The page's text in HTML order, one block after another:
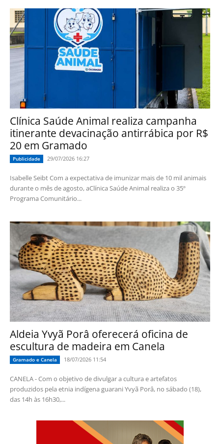
Clínica Saúde Animal realiza campanha
itinerante devacinação antirrábica por R$
20 em Gramado
Publicidade 29/07/2026 16:27
Isabelle Seibt Com a expectativa de imunizar mais de 10 mil animais
durante o mês de agosto, aClínica Saúde Animal realiza o 35º
Programa Comunitário...
Aldeia Yvyã Porâ oferecerá oficina de
escultura de madeira em Canela
Gramado e Canela 18/07/2026 11:54
CANELA - Com o objetivo de divulgar a cultura e artefatos
produzidos pela etnia indígena guarani Yvyã Porâ, no sábado (18),
das 14h às 16h30,...